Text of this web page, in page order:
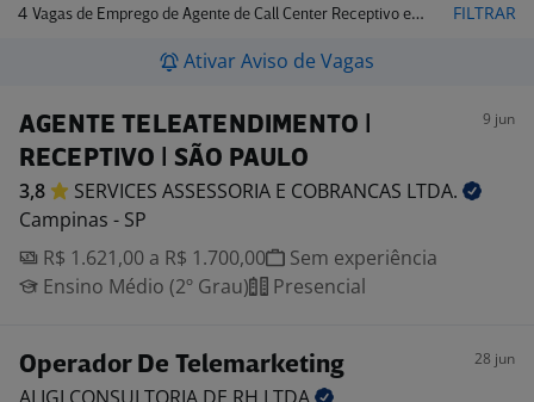
4 Vagas de Emprego de Agente de Call Center Receptivo em Campinas - SP FILTRAR
Ativar Aviso de Vagas
AGENTE TELEATENDIMENTO |
RECEPTIVO | SÃO PAULO
9 jun
3,8 SERVICES ASSESSORIA E COBRANCAS LTDA.
Campinas - SP
R$ 1.621,00 a R$ 1.700,00
Sem experiência
Ensino Médio (2º Grau)
Presencial
Operador De Telemarketing 28 jun